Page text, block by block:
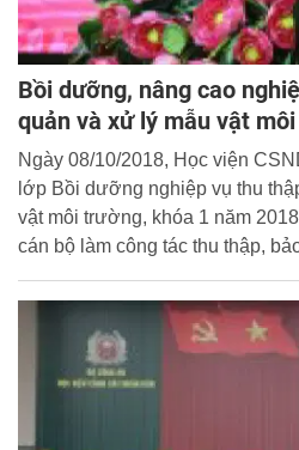
Bồi dưỡng, nâng cao
quản và xử lý mẫu vật
Ngày 08/10/2018, Học viện
lớp Bồi dưỡng nghiệp vụ thu
vật môi trường, khóa 1 năm
cán bộ làm công tác thu thập,
ra.